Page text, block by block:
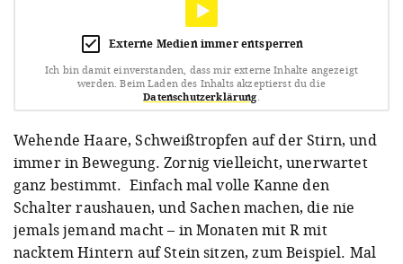
Externe Medien immer entsperren
Ich bin damit einverstanden, dass mir externe Inhalte angezeigt
werden. Beim Laden des Inhalts akzeptierst du die
Datenschutzerklärung.
Wehende Haare, Schweißtropfen auf der Stirn, und
immer in Bewegung. Zornig vielleicht, unerwartet
ganz bestimmt. Einfach mal volle Kanne den
Schalter raushauen, und Sachen machen, die nie
jemals jemand macht – in Monaten mit R mit
nacktem Hintern auf Stein sitzen, zum Beispiel. Mal